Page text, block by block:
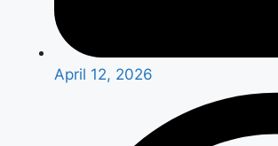
April 12, 2026